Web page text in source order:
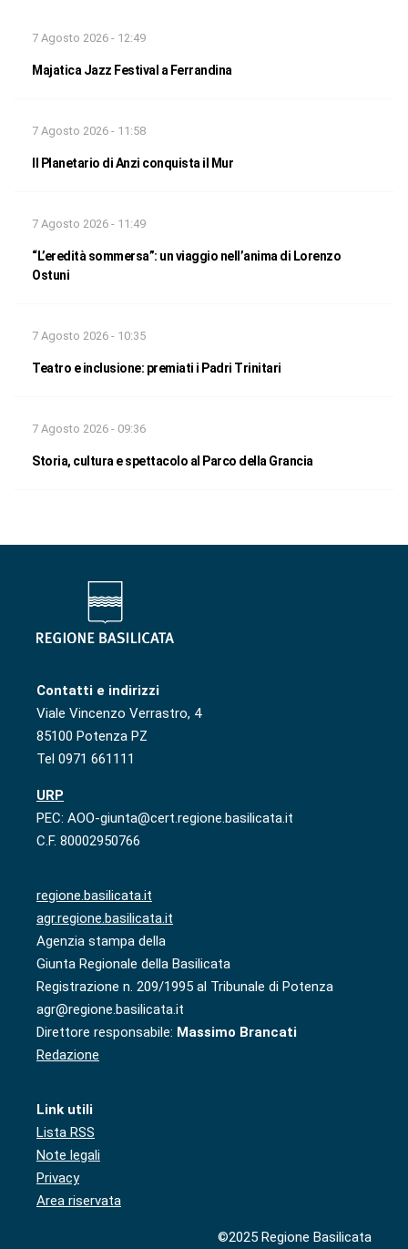
7 Agosto 2026 - 12:49
Majatica Jazz Festival a Ferrandina
7 Agosto 2026 - 11:58
Il Planetario di Anzi conquista il Mur
7 Agosto 2026 - 11:49
“L’eredità sommersa”: un viaggio nell’anima di Lorenzo
Ostuni
7 Agosto 2026 - 10:35
Teatro e inclusione: premiati i Padri Trinitari
7 Agosto 2026 - 09:36
Storia, cultura e spettacolo al Parco della Grancia
Contatti e indirizzi
Viale Vincenzo Verrastro, 4
85100 Potenza PZ
Tel 0971 661111
URP
PEC: AOO-giunta@cert.regione.basilicata.it
C.F. 80002950766
regione.basilicata.it
agr.regione.basilicata.it
Agenzia stampa della
Giunta Regionale della Basilicata
Registrazione n. 209/1995 al Tribunale di Potenza
agr@regione.basilicata.it
Direttore responsabile: Massimo Brancati
Redazione
Link utili
Lista RSS
Note legali
Privacy
Area riservata
©2025 Regione Basilicata